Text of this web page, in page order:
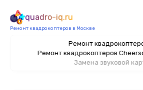
quadro-iq.ru
Ремонт квадрокоптеров в Москве
Ремонт
Ремонт квадрокоптеров
Замена звуковой